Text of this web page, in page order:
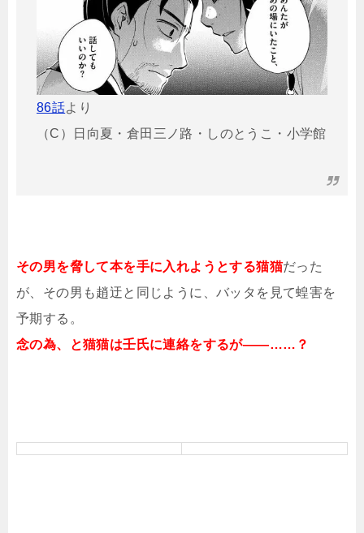
86話より
（C）日向夏・倉田三ノ路・しのとうこ・小学館
その男を脅して本を手に入れようとする猫猫だった
が、その男も趙迂と同じように、バッタを見て蝗害を
予期する。
念の為、と猫猫は壬氏に連絡をするが――……？